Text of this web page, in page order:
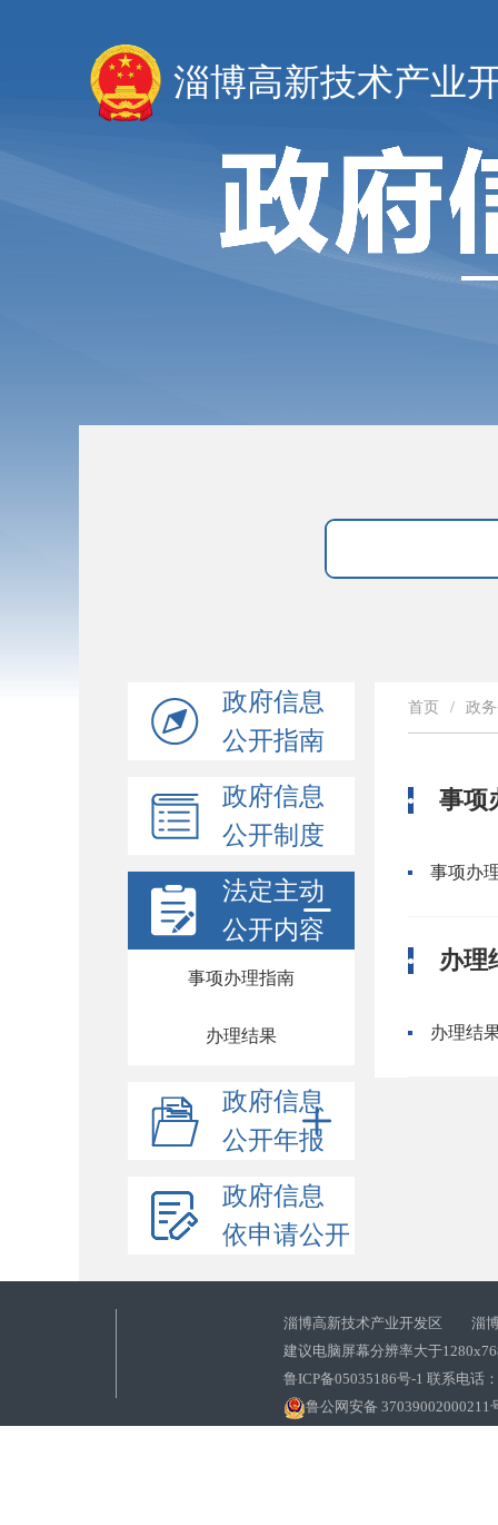
淄博高新技术产业
政府信息
公开指南
政府信息
公开制度
法定主动
公开内容
事项办理指南
办理结果
政府信息
公开年报
政府信息
依申请公开
首页 / 政
事项
事项办
办理
办理结
淄博高新技术产业开发区 淄博
建议电脑屏幕分辨率大于
鲁ICP备05035186号-1 联系电话
鲁公网安备 37039002000211